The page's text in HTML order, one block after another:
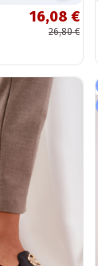
16,08 €
26,80 €